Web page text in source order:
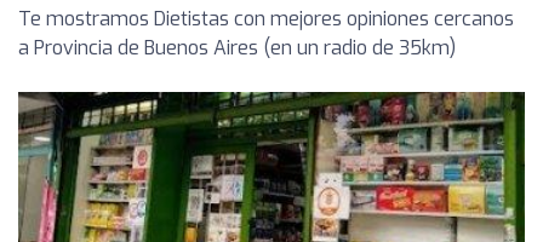
Te mostramos Dietistas con mejores opiniones cercanos
a Provincia de Buenos Aires (en un radio de 35km)